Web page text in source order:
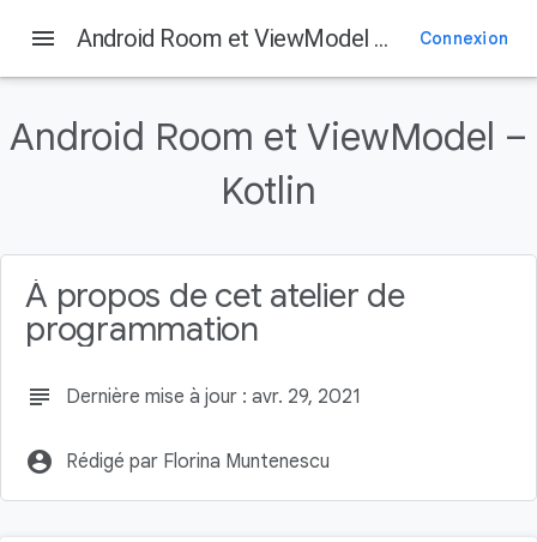
menu Android Room et ViewModel – Kotlin Connexion
Android Room et ViewModel –
Kotlin
À propos de cet atelier de
programmation
subject Dernière mise à jour : avr. 29, 2021
account_circle Rédigé par Florina Muntenescu